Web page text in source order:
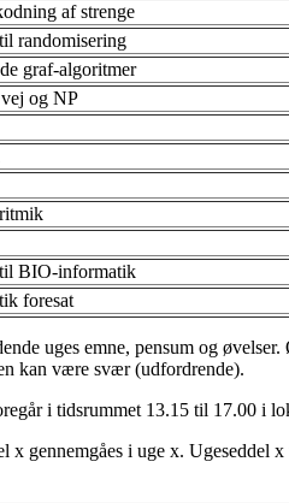
af strenge
randomisering
graf-algoritmer
og NP
BIO-informatik
foresat
uges emne, pensum og
kan være svær (udfordrende).
i tidsrummet 13.15 til 17.00 i
x gennemgåes i uge x.